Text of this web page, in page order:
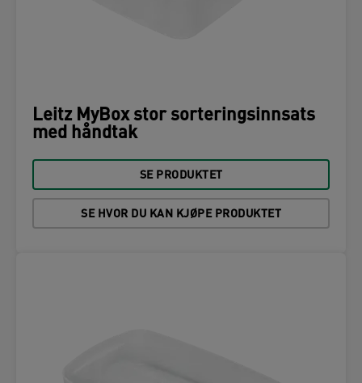
Leitz MyBox stor sorteringsinnsats
med håndtak
SE PRODUKTET
SE HVOR DU KAN KJØPE PRODUKTET